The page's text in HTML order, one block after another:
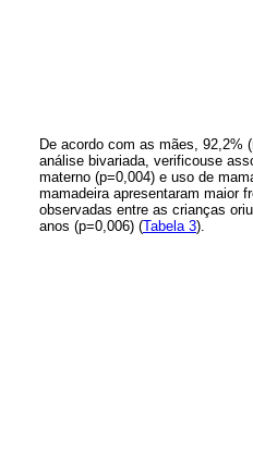
De acordo com as mães, 92,2%
análise bivariada, verificouse
materno (p=0,004) e uso de
mamadeira apresentaram maior
observadas entre as crianças
anos (p=0,006) (Tabela 3).